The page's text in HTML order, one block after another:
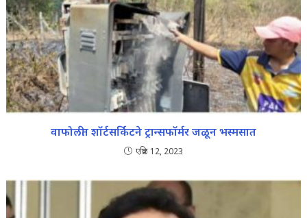
वाफोलीत शॉर्टसर्किटने ट्रान्सफॉर्मर जळून भस्मसात
एप्रिल 12, 2023